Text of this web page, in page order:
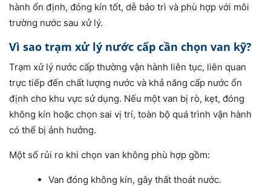
hành ổn định, đóng kín tốt, dễ bảo trì và phù hợp với môi
trường nước sau xử lý.
Vì sao trạm xử lý nước cấp cần chọn van kỹ?
Trạm xử lý nước cấp thường vận hành liên tục, liên quan
trực tiếp đến chất lượng nước và khả năng cấp nước ổn
định cho khu vực sử dụng. Nếu một van bị rò, kẹt, đóng
không kín hoặc chọn sai vị trí, toàn bộ quá trình vận hành
có thể bị ảnh hưởng.
Một số rủi ro khi chọn van không phù hợp gồm:
Van đóng không kín, gây thất thoát nước.